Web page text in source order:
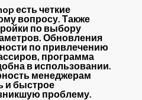
есть четкие
вопросу. Также
по выбору
Обновления
по привлечению
программа
в использовании.
менеджерам
и быстрое
проблему.